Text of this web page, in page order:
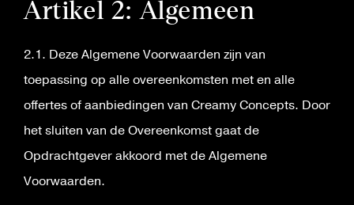
Artikel 2: Algemeen
2.1. Deze Algemene Voorwaarden zijn van
toepassing op alle overeenkomsten met en alle
offertes of aanbiedingen van Creamy Concepts. Door
het sluiten van de Overeenkomst gaat de
Opdrachtgever akkoord met de Algemene
Voorwaarden.